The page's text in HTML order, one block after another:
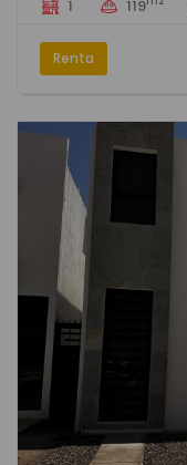
1 119
Renta